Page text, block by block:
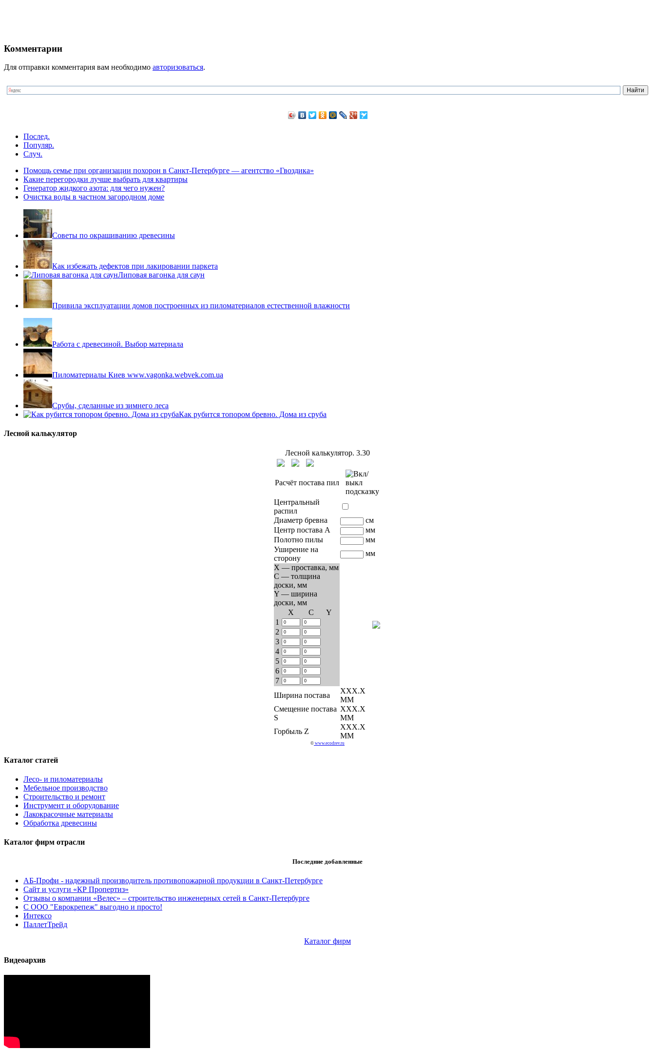
Комментарии
Для отправки комментария вам необходимо авторизоваться.
Послед.
Популяр.
Случ.
Помощь семье при организации похорон в Санкт-Петербурге — агентство «Гвоздика»
Какие перегородки лучше выбрать для квартиры
Генератор жидкого азота: для чего нужен?
Очистка воды в частном загородном доме
Советы по окрашиванию древесины
Как избежать дефектов при лакировании паркета
Липовая вагонка для саун
Привила эксплуатации домов построенных из пиломатериалов естественной влажности
Работа с древесиной. Выбор материала
Пиломатериалы Киев www.vagonka.webvek.com.ua
Срубы, сделанные из зимнего леса
Как рубится топором бревно. Дома из сруба
Лесной калькулятор
Лесной калькулятор. 3.30
Расчёт постава пил
Центральный
распил
Диаметр бревна
см
Центр постава A
мм
Полотно пилы
мм
Уширение на
сторону
мм
X — проставка, мм
C — толщина
доски, мм
Y — ширина
доски, мм
Х
C
Y
1
2
3
4
5
6
7
Ширина постава
ХХХ.Х
ММ
Смещение постава
S
ХХХ.Х
ММ
Горбыль Z
ХХХ.Х
ММ
© www.ecodrev.ru
Каталог статей
Лесо- и пиломатериалы
Мебельное производство
Строительство и ремонт
Инструмент и оборудование
Лакокрасочные материалы
Обработка древесины
Каталог фирм отрасли
Последние добавленные
АБ-Профи - надежный производитель противопожарной продукции в Санкт-Петербурге
Сайт и услуги «КР Пропертиз»
Отзывы о компании «Велес» – строительство инженерных сетей в Санкт-Петербурге
С ООО "Еврокрепеж" выгодно и просто!
Интексо
ПаллетТрейд
Каталог фирм
Видеоархив